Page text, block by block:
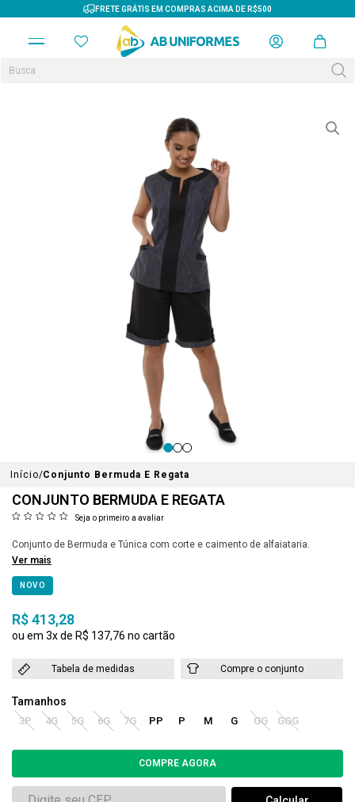
FRETE GRÁTIS EM COMPRAS ACIMA DE R$500
Início Conjunto Bermuda E Regata
CONJUNTO BERMUDA E REGATA
Seja o primeiro a avaliar
Conjunto de Bermuda e Túnica com corte e caimento de alfaiataria.
Ver mais
NOVO
R$ 413,28
3x R$ 137,76
Tabela de medidas Compre o conjunto
3P 4G 5G 6G 7G PP P M G GG GGG